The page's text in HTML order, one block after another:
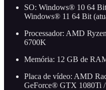
SO: Windows® 10 64 Bit
Windows® 11 64 Bit
Processador: AMD
6700K
Memória: 12 GB de
Placa de vídeo: AMD
GeForce® GTX 1080Ti